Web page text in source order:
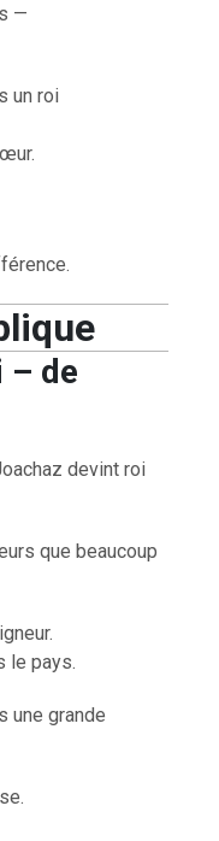
—
un roi
– de
devint roi
que beaucoup
le pays.
une grande